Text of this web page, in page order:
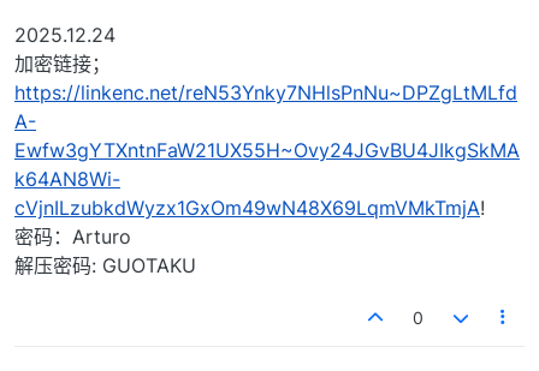
2025.12.24
加密链接；
https://linkenc.net/reN53Ynky7NHlsPnNu~DPZgLtMLfd
A-
Ewfw3gYTXntnFaW21UX55H~Ovy24JGvBU4JIkgSkMA
k64AN8Wi-
cVjnILzubkdWyzx1GxOm49wN48X69LqmVMkTmjA!
密码：Arturo
解压密码: GUOTAKU
0